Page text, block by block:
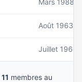
Mars 1988
Août 1963
Juillet 1964
11 membres au